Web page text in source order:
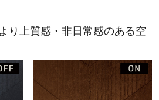
り上質感・非日常感のある空